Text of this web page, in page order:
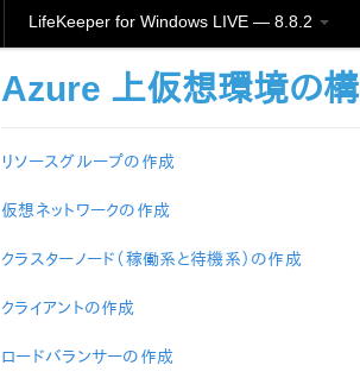
LifeKeeper for Windows LIVE — 8.8.2
Azure 上仮想環境の
リソースグループの作成
仮想ネットワークの作成
クラスターノード（稼働系と待機系）の作成
クライアントの作成
ロードバランサーの作成